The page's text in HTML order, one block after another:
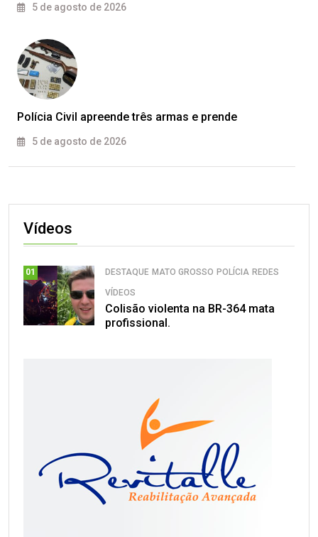
5 de agosto de 2026
Polícia Civil apreende três armas e prende
5 de agosto de 2026
Vídeos
01 DESTAQUE MATO GROSSO POLÍCIA REDES
VÍDEOS
Colisão violenta na BR-364 mata
profissional.